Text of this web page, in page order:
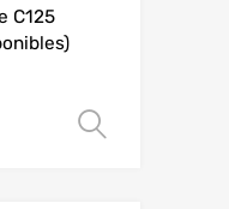
C125